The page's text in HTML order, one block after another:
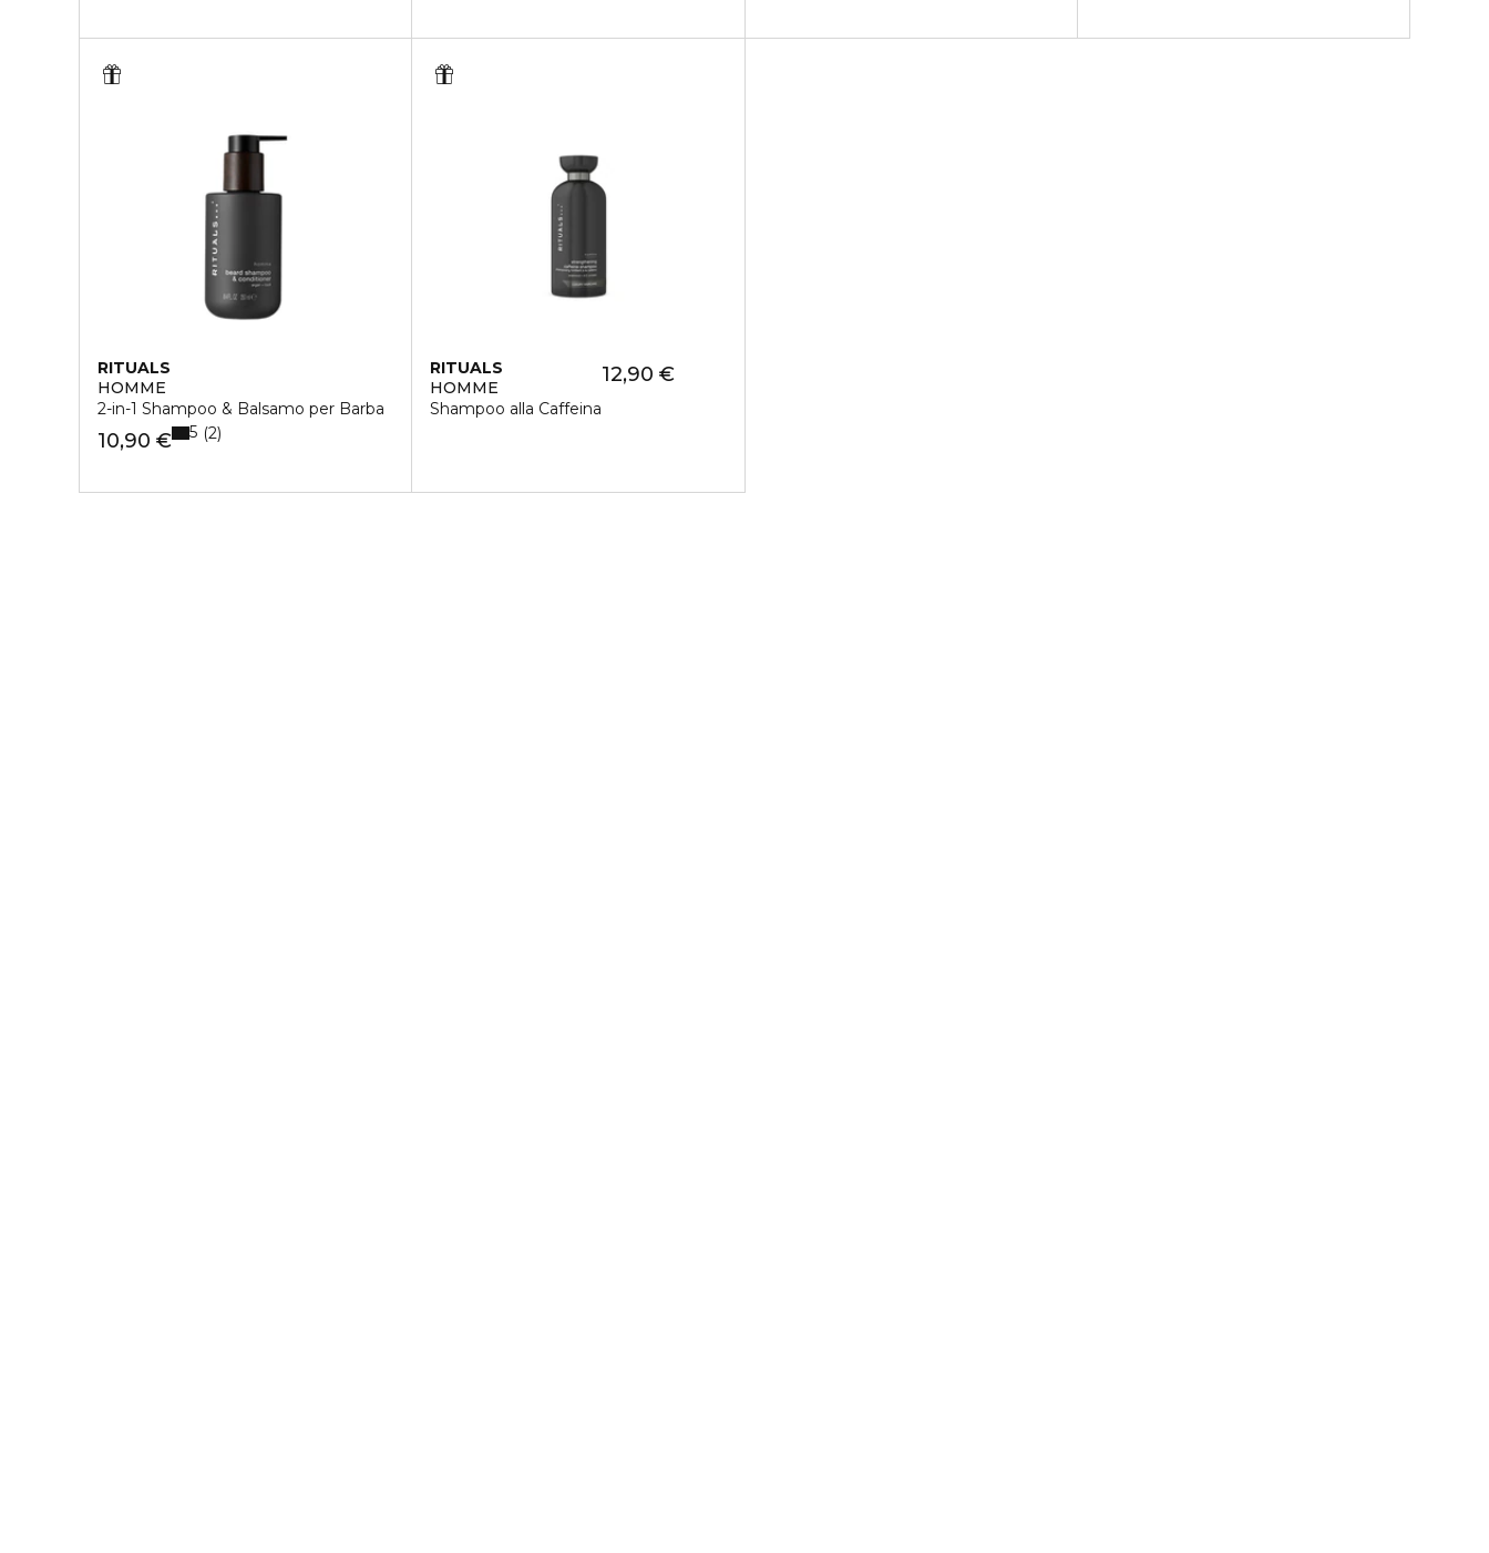
RITUALS
HOMME
2-in-1 Shampoo & Balsamo per Barba
10,90 € 5 2
RITUALS
HOMME
Shampoo alla Caffeina
12,90 €